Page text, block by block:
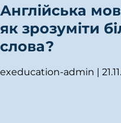
Англійська
як зрозуміти
слова?
exeducation-admin |